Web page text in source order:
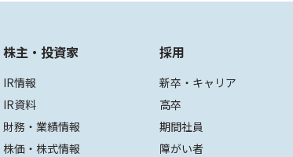
株主・投資家
IR情報
IR資料
財務・業績情報
株価・株式情報
採用
新卒・キャリア
高卒
期間社員
障がい者